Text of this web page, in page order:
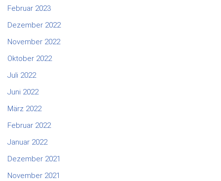
Februar 2023
Dezember 2022
November 2022
Oktober 2022
Juli 2022
Juni 2022
März 2022
Februar 2022
Januar 2022
Dezember 2021
November 2021